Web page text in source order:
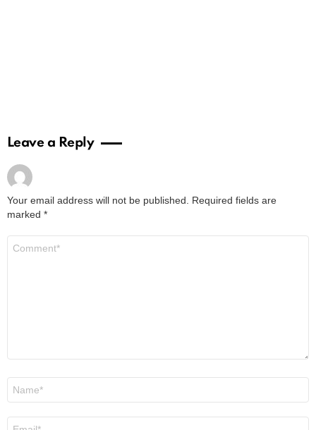
Leave a Reply
Your email address will not be published.
Required fields are
marked *